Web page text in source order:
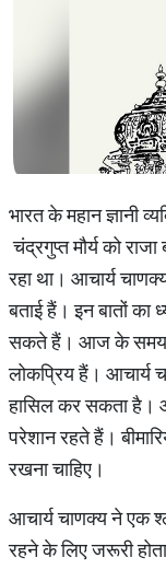
भारत के महान ज्ञानी
चंद्रगुप्त मौर्य को
रहा था। आचार्य
बताई हैं। इन बातों का
सकते हैं। आज के समय में
लोकप्रिय हैं। आचार्य
हासिल कर सकता है।
परेशान रहते हैं।
रखना चाहिए।
आचार्य चाणक्य ने एक
रहने के लिए जरूरी